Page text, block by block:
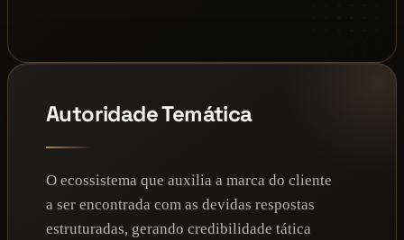
Autoridade Temática
O ecossistema que auxilia a marca do cliente
a ser encontrada com as devidas respostas
estruturadas, gerando credibilidade tática